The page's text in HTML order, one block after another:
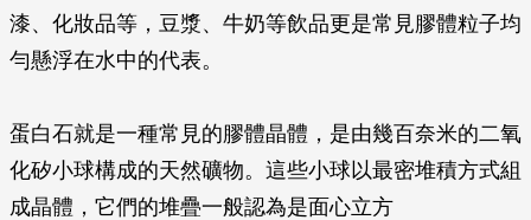
漆、化妝品等，豆漿、牛奶等飲品更是常見膠體粒子均
勻懸浮在水中的代表。
蛋白石就是一種常見的膠體晶體，是由幾百奈米的二氧
化矽小球構成的天然礦物。這些小球以最密堆積方式組
成晶體，它們的堆疊一般認為是面心立方